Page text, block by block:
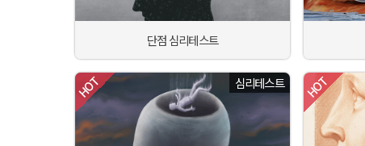
단점 심리테스트
심리테스트